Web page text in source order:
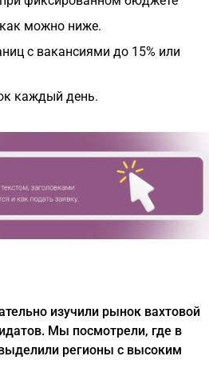
можно ниже.
с вакансиями до 15% или
каждый день.
изучили рынок вахтовой
Мы посмотрели, где в
регионы с высоким